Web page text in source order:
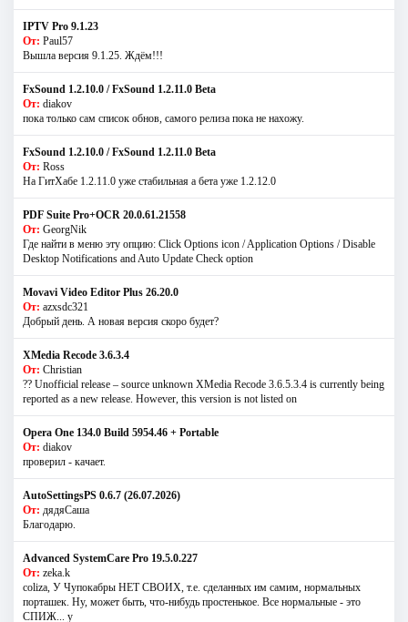
IPTV Pro 9.1.23
От: Paul57
Вышла версия 9.1.25. Ждём!!!
FxSound 1.2.10.0 / FxSound 1.2.11.0 Beta
От: diakov
пока только сам список обнов, самого релиза пока не нахожу.
FxSound 1.2.10.0 / FxSound 1.2.11.0 Beta
От: Ross
На ГитХабе 1.2.11.0 уже стабильная а бета уже 1.2.12.0
PDF Suite Pro+OCR 20.0.61.21558
От: GeorgNik
Где найти в меню эту опцию: Click Options icon / Application Options / Disable
Desktop Notifications and Auto Update Check option
Movavi Video Editor Plus 26.20.0
От: azxsdc321
Добрый день. А новая версия скоро будет?
XMedia Recode 3.6.3.4
От: Christian
?? Unofficial release – source unknown XMedia Recode 3.6.5.3.4 is currently being
reported as a new release. However, this version is not listed on
Opera One 134.0 Build 5954.46 + Portable
От: diakov
проверил - качает.
AutoSettingsPS 0.6.7 (26.07.2026)
От: дядяСаша
Благодарю.
Advanced SystemCare Pro 19.5.0.227
От: zeka.k
coliza, У Чупокабры НЕТ СВОИХ, т.е. сделанных им самим, нормальных
порташек. Ну, может быть, что-нибудь простенькое. Все нормальные - это
СПИЖ... у